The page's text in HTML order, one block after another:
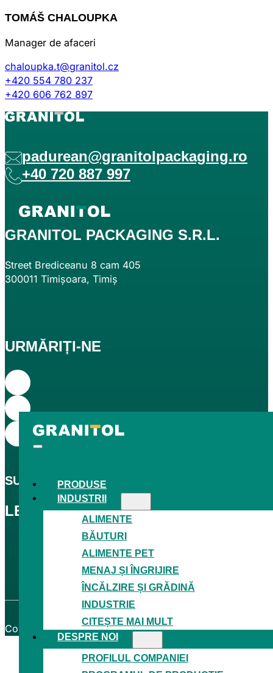
PRODUSE
INDUSTRII
ALIMENTE
BĂUTURI
ALIMENTE PET
MENAJ ȘI ÎNGRIJIRE
ÎNCĂLZIRE ȘI GRĂDINĂ
INDUSTRIE
CITEȘTE MAI MULT
DESPRE NOI
PROFILUL COMPANIEI
TOMÁŠ CHALOUPKA
Manager de afaceri
chaloupka.t@granitol.cz
+420 554 780 237
+420 606 762 897
SUNTEM CELMAI MARE
GRANITOL PACKAGING S.R.L.
Street Brediceanu 8 cam 405
300011 Timișoara, Timiș
padurean@granitolpackaging.ro
+40 720 887 997
URMĂRIȚI-NE
LEGISLAȚIE
Termeni și condiții
Proiecte de granturi
Certificatele
Copyright © 2026Granitol, a. s.─ Toate drepturile